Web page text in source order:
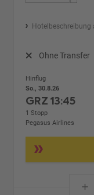
Hotelbeschreibung
Ohne Transfer
Hinflug
So., 30.8.26
GRZ13:45
1 Stopp
Pegasus Airlines